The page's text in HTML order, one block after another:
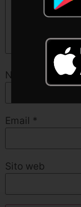
Nome
Email *
Sito web